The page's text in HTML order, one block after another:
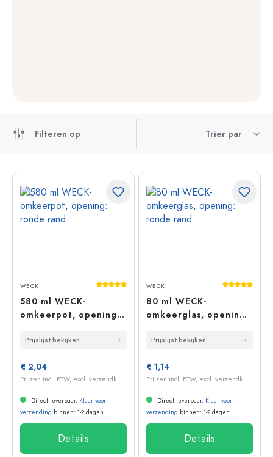
Filteren op Trier par
Gemiddelde waardering van 5 van 5
WECK
580 ml WECK-
omkeerpot, opening:
Prijslijst bekijken
€ 2,04
P
rijzen incl. BTW, excl. verzendkosten
Direct leverbaar. Klaar voor
verzending binnen: 1-2 dagen
Details
WECK
80 ml WECK-
omkeerglas, opening:
Prijslijst bekijken
€ 1,14
P
rijzen incl. BTW, excl. verzendkosten
Direct leverbaar. Klaar voor
verzending binnen: 1-2 dagen
Details